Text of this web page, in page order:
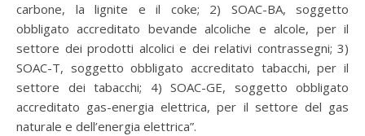
carbone, la lignite e il coke; 2) SOAC-BA, soggetto
obbligato accreditato bevande alcoliche e alcole, per il
settore dei prodotti alcolici e dei relativi contrassegni; 3)
SOAC-T, soggetto obbligato accreditato tabacchi, per il
settore dei tabacchi; 4) SOAC-GE, soggetto obbligato
accreditato gas-energia elettrica, per il settore del gas
naturale e dell’energia elettrica”.